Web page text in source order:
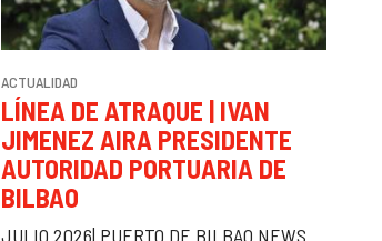
ACTUALIDAD
LÍNEA DE ATRAQUE | IVAN
JIMENEZ AIRA PRESIDENTE
AUTORIDAD PORTUARIA DE
BILBAO
JULIO 2026| PUERTO DE BILBAO NEWS